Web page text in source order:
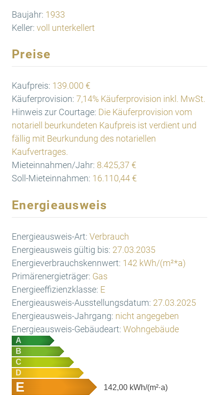
Baujahr: 1933
Keller: voll unterkellert
Preise
Kaufpreis: 139.000 €
Käuferprovision: 7,14% Käuferprovision inkl. MwSt.
Hinweis zur Courtage: Die Käuferprovision vom
notariell beurkundeten Kaufpreis ist verdient und
fällig mit Beurkundung des notariellen
Kaufvertrages.
Mieteinnahmen/Jahr: 8.425,37 €
Soll-Mieteinnahmen: 16.110,44 €
Energieausweis
Energieausweis-Art: Verbrauch
Energieausweis gültig bis: 27.03.2035
Energieverbrauchskennwert: 142 kWh/(m²*a)
Primärenergieträger: Gas
Energieeffizienzklasse: E
Energieausweis-Ausstellungsdatum: 27.03.2025
Energieausweis-Jahrgang: nicht angegeben
Energieausweis-Gebäudeart: Wohngebäude
A
B
C
D
E 142,00 kWh/(m²·a)